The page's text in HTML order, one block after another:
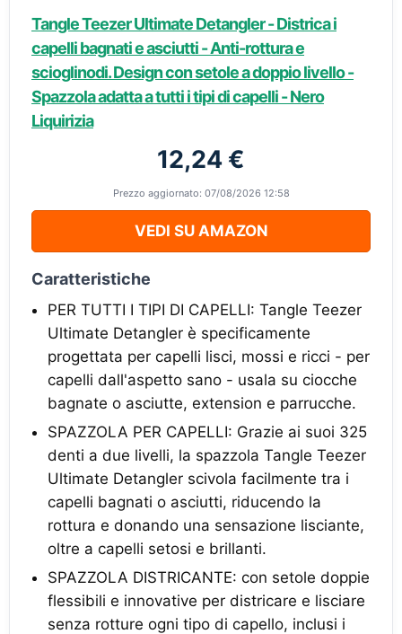
Tangle Teezer Ultimate Detangler - Districa i
capelli bagnati e asciutti - Anti-rottura e
scioglinodi. Design con setole a doppio livello -
Spazzola adatta a tutti i tipi di capelli - Nero
Liquirizia
12,24 €
Prezzo aggiornato: 07/08/2026 12:58
VEDI SU AMAZON
Caratteristiche
PER TUTTI I TIPI DI CAPELLI: Tangle Teezer
Ultimate Detangler è specificamente
progettata per capelli lisci, mossi e ricci - per
capelli dall'aspetto sano - usala su ciocche
bagnate o asciutte, extension e parrucche.
SPAZZOLA PER CAPELLI: Grazie ai suoi 325
denti a due livelli, la spazzola Tangle Teezer
Ultimate Detangler scivola facilmente tra i
capelli bagnati o asciutti, riducendo la
rottura e donando una sensazione lisciante,
oltre a capelli setosi e brillanti.
SPAZZOLA DISTRICANTE: con setole doppie
flessibili e innovative per districare e lisciare
senza rotture ogni tipo di capello, inclusi i